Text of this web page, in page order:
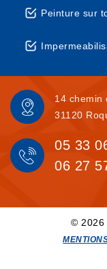
Peinture sur
14 chemin
31120
05 33
06 27
© 2026